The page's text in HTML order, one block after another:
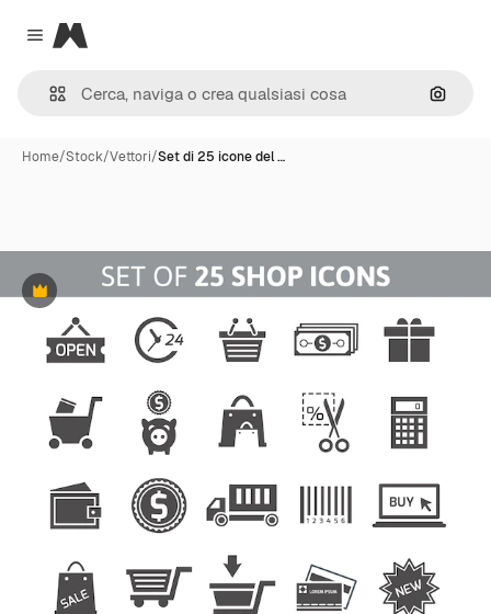
Close menu
Magnific
Cerca
Home/Stock/Vettori/Set di 25 icone del …
Premium